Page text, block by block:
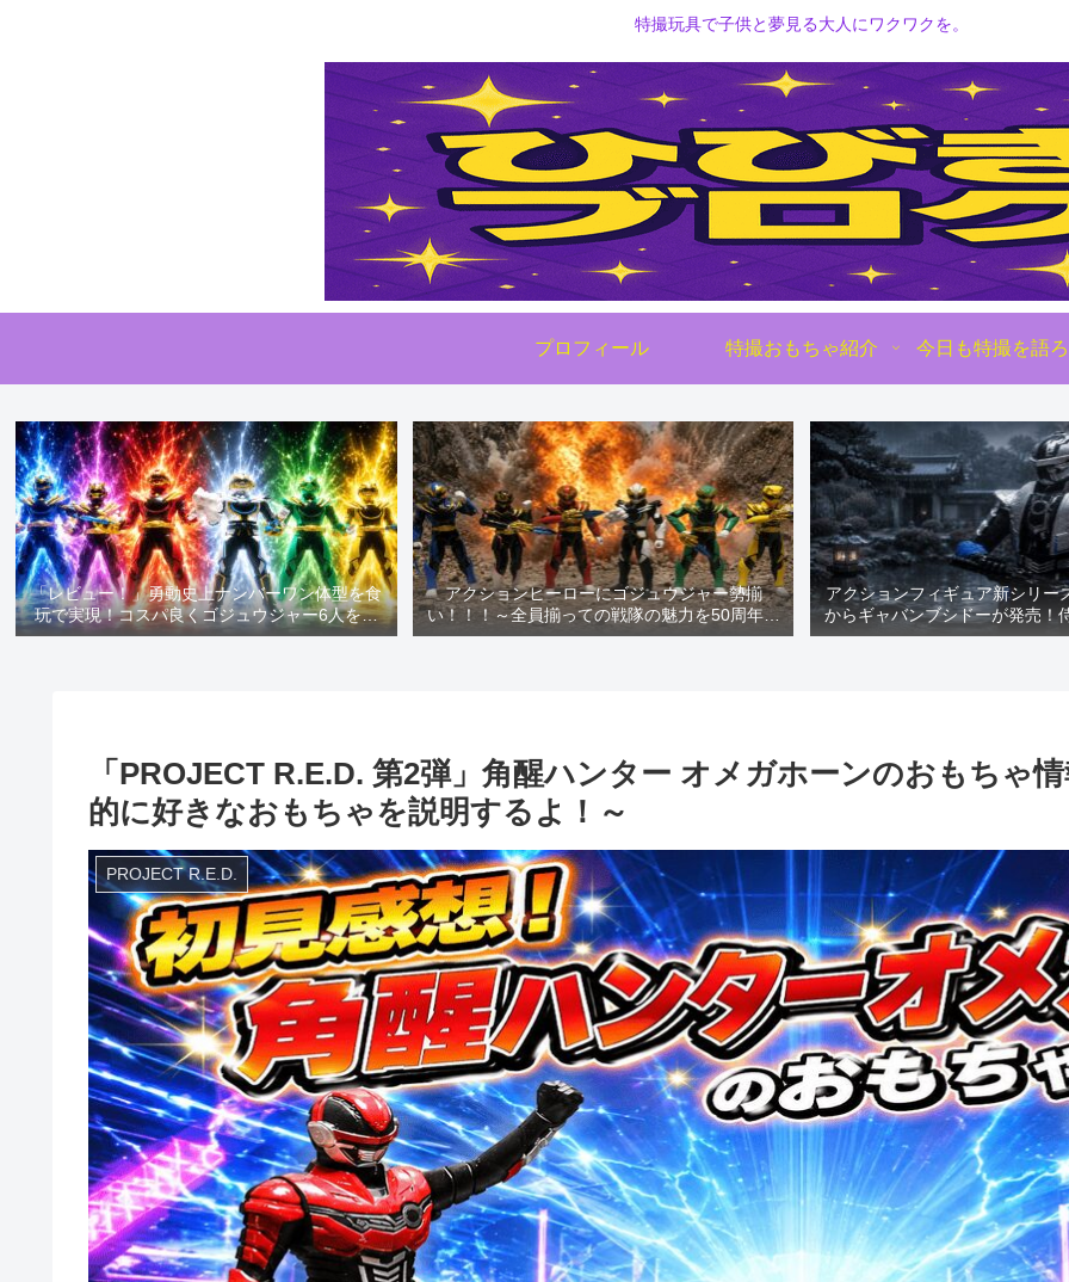
特撮玩具で子供と夢見る大人にワクワクを。
プロフィール 特撮おもちゃ紹介 今日も特撮を語
「レビュー！」勇動史上ナンバーワン体型を食
玩で実現！コスパ良くゴジュウジャー6人を一
気にゲットできます！
アクションヒーローにゴジュウジャー勢揃
い！！！～全員揃っての戦隊の魅力を50周年記
念と共におもちゃで楽しもう(^▽^)/～
アクションフィギュア新シリー
からギャバンブシドーが発売！
いい姿を是非ご覧くだ
「PROJECT R.E.D. 第2弾」角醒ハンター オメガホーンのおもちゃ
的に好きなおもちゃを説明するよ！～
PROJECT R.E.D.